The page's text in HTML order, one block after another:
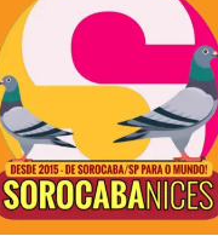
Ver essa foto no Instagram